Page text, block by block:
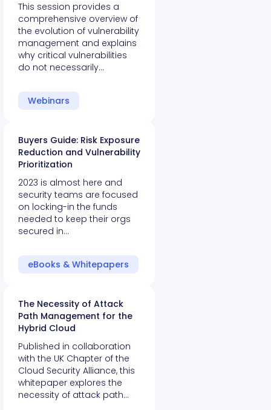
This session provides a
comprehensive overview of
the evolution of vulnerability
management and explains
why critical vulnerabilities
do not necessarily…
Webinars
Buyers Guide: Risk Exposure
Reduction and Vulnerability
Prioritization
2023 is almost here and
security teams are focused
on locking-in the funds
needed to keep their orgs
secured in…
eBooks & Whitepapers
The Necessity of Attack
Path Management for the
Hybrid Cloud
Published in collaboration
with the UK Chapter of the
Cloud Security Alliance, this
whitepaper explores the
necessity of attack path…